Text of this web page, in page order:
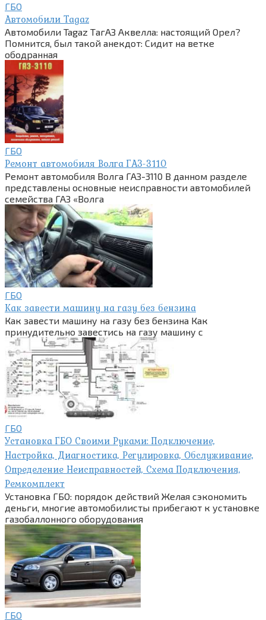
ГБО
Автомобили Tagaz
Автомобили Tagaz ТагАЗ Аквелла: настоящий Орел?
Помнится, был такой анекдот: Сидит на ветке
ободранная
ГБО
Ремонт автомобиля Волга ГАЗ-3110
Ремонт автомобиля Волга ГАЗ-3110 В данном разделе
представлены основные неисправности автомобилей
семейства ГАЗ «Волга
ГБО
Как завести машину на газу без бензина
Как завести машину на газу без бензина Как
принудительно завестись на газу машину с
ГБО
Установка ГБО Своими Руками: Подключение,
Настройка, Диагностика, Регулировка, Обслуживание,
Определение Неисправностей, Схема Подключения,
Ремкомплект
Установка ГБО: порядок действий Желая сэкономить
деньги, многие автомобилисты прибегают к установке
газобаллонного оборудования
ГБО